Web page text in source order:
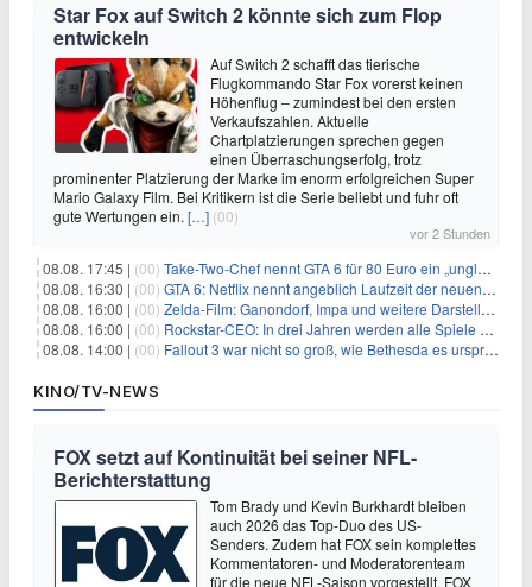
Star Fox auf Switch 2 könnte sich zum Flop
entwickeln
Auf Switch 2 schafft das tierische
Flugkommando Star Fox vorerst keinen
Höhenflug – zumindest bei den ersten
Verkaufszahlen. Aktuelle
Chartplatzierungen sprechen gegen
einen Überraschungserfolg, trotz
prominenter Platzierung der Marke im enorm erfolgreichen Super
Mario Galaxy Film. Bei Kritikern ist die Serie beliebt und fuhr oft
gute Wertungen ein. […] (00)
vor 2 Stunden
08.08. 17:45 | (00) Take-Two-Chef nennt GTA 6 für 80 Euro ein „unglaubliches Schnäppchen“
08.08. 16:30 | (00) GTA 6: Netflix nennt angeblich Laufzeit der neuen Gameplay-Präsentation
08.08. 16:00 | (00) Zelda-Film: Ganondorf, Impa und weitere Darsteller sollen feststehen
08.08. 16:00 | (00) Rockstar-CEO: In drei Jahren werden alle Spiele gestreamt
08.08. 14:00 | (00) Fallout 3 war nicht so groß, wie Bethesda es ursprünglich wollte
KINO/TV-NEWS
FOX setzt auf Kontinuität bei seiner NFL-
Berichterstattung
Tom Brady und Kevin Burkhardt bleiben
auch 2026 das Top-Duo des US-
Senders. Zudem hat FOX sein komplettes
Kommentatoren- und Moderatorenteam
für die neue NFL-Saison vorgestellt. FOX